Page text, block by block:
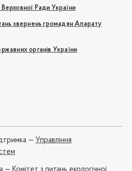
Ради України
звернень громадян Апарату
органів України
— Управління
— Комітет з питань екологічної